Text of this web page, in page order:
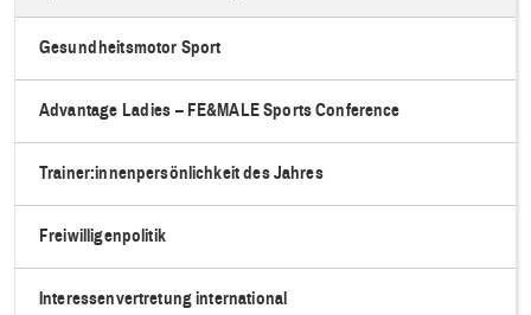
Gesundheitsmotor Sport
Advantage Ladies – FE&MALE Sports Conference
Trainer:innenpersönlichkeit des Jahres
Freiwilligenpolitik
Interessenvertretung international